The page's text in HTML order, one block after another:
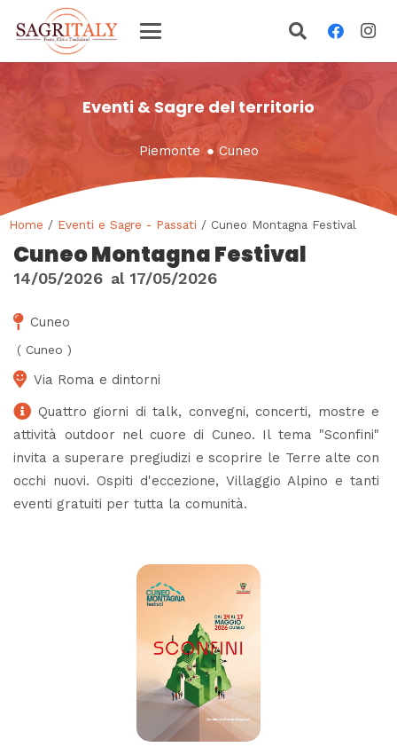
Eventi & Sagre del territorio
Piemonte ● Cuneo
Home / Eventi e Sagre - Passati / Cuneo Montagna Festival
Cuneo Montagna Festival
14/05/2026 al 17/05/2026
Cuneo
( Cuneo )
Via Roma e dintorni
Quattro giorni di talk, convegni, concerti, mostre e
attività outdoor nel cuore di Cuneo. Il tema "Sconfini"
invita a superare pregiudizi e scoprire le Terre alte con
occhi nuovi. Ospiti d'eccezione, Villaggio Alpino e tanti
eventi gratuiti per tutta la comunità.